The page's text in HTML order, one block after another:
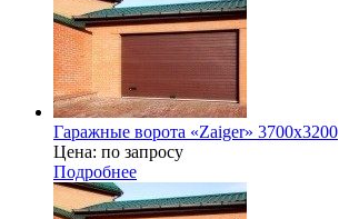
Гаражные ворота «Zaiger» 3700x3200
Цена: по запросу
Подробнее